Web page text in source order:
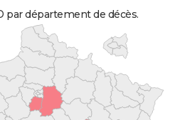
par département de décès.